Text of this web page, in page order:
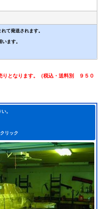
て発送されます。
ます。
りとなります。（税込・送料別 ９５０
。
リック